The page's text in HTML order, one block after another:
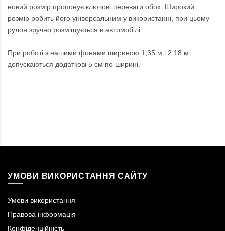
новий розмір пропонує ключові переваги обох. Широкий
розмір робить його універсальним у використанні, при цьому
рулон зручно розміщується в автомобілі.
При роботі з нашими фонами шириною 1,35 м і 2,18 м
допускаються додаткові 5 см по ширині.
УМОВИ ВИКОРИСТАННЯ САЙТУ
Умови використання
Правова інформація
Конфіденційність